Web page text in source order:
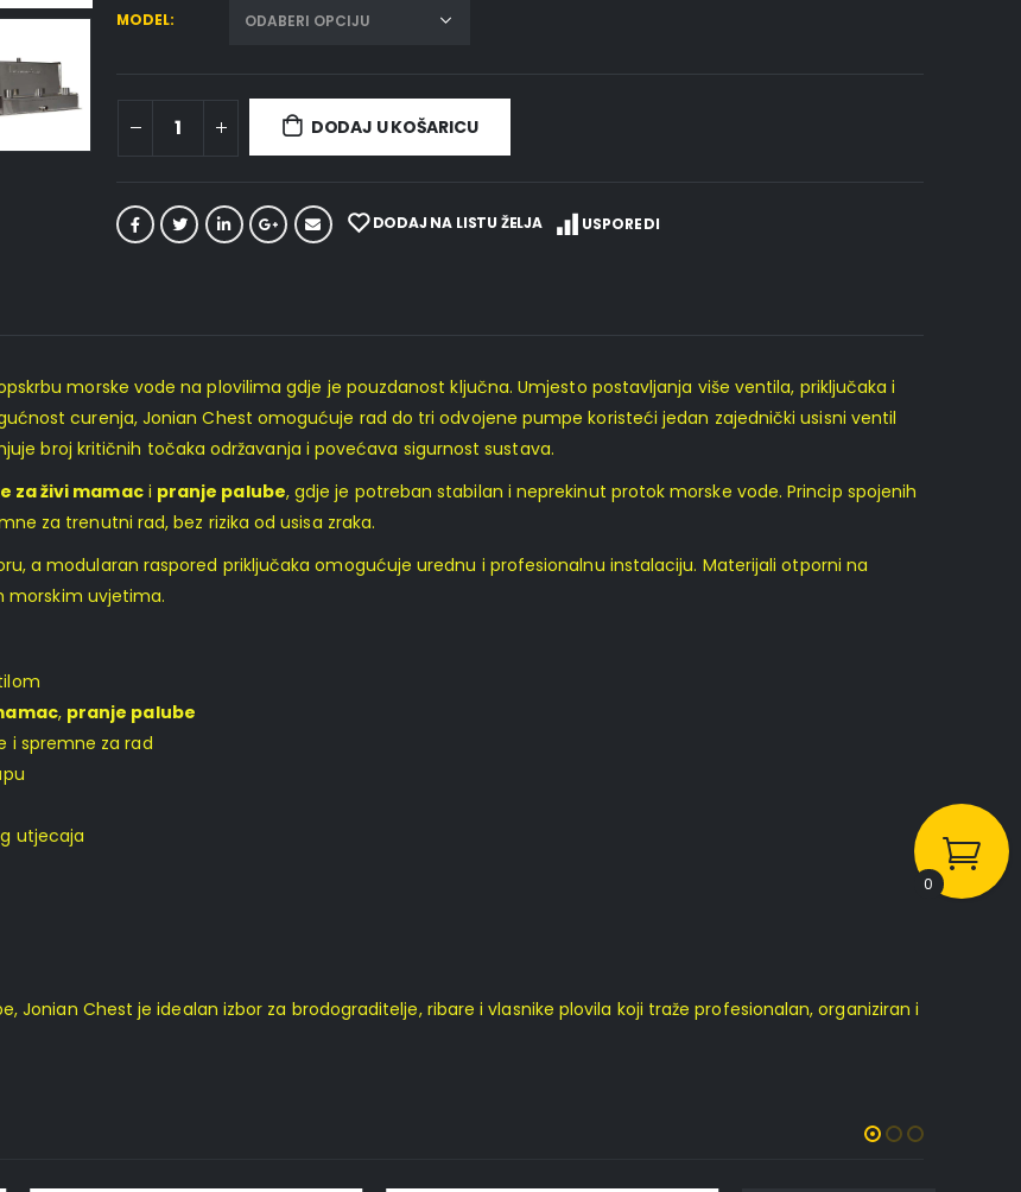
MODEL
DODAJ U KOŠARICU
DODAJ NA LISTU ŽELJA USPOREDI
morske vode na plovilima gdje je pouzdanost ključna. Umjesto postavljanja više ventila, priključaka i
curenja, Jonian Chest omogućuje rad do tri odvojene pumpe koristeći jedan zajednički usisni ventil
broj kritičnih točaka održavanja i povećava sigurnost sustava.
za živi mamaci pranje palube, gdje je potreban stabilan i neprekinut protok morske vode. Princip spojenih
za trenutni rad, bez rizika od usisa zraka.
a modularan raspored priključaka omogućuje urednu i profesionalnu instalaciju. Materijali otporni na
morskim uvjetima.
, pranje palube
i spremne za rad
utjecaja
Jonian Chest je idealan izbor za brodograditelje, ribare i vlasnike plovila koji traže profesionalan, organiziran i
0